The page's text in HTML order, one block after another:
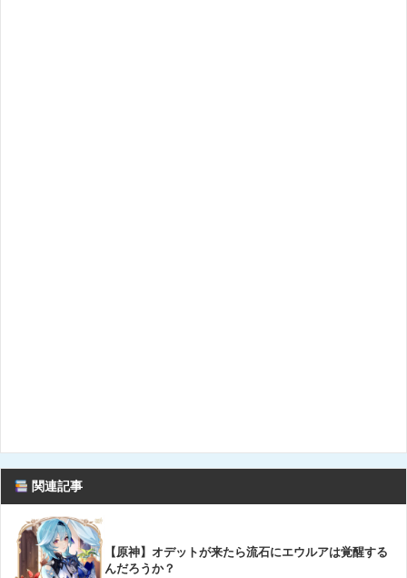
関連記事
【原神】オデットが来たら流石にエウルアは覚醒する
んだろうか？